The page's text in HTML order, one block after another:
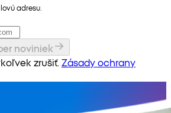
adresu.
noviniek
zrušiť. Zásady ochrany